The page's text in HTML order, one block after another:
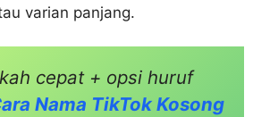
varian panjang.
cepat + opsi huruf
Nama TikTok Kosong